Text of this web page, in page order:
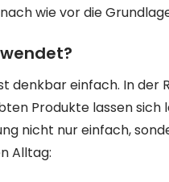
wie vor die
denkbar einfach. In
Produkte lassen
nicht nur einfach,
Alltag: